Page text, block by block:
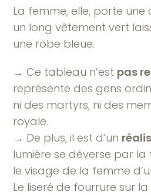
La femme, elle, porte
un long vêtement vert
une robe bleue.
→ Ce tableau n’est pas
représente des gens
ni des martyrs, ni des
royale.
→ De plus, il est d’un
lumière se déverse par
le visage de la femme
Le liseré de fourrure sur